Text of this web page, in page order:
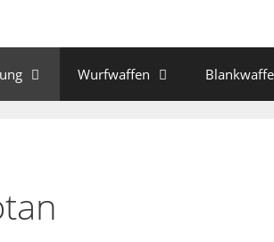
Wurfwaffen